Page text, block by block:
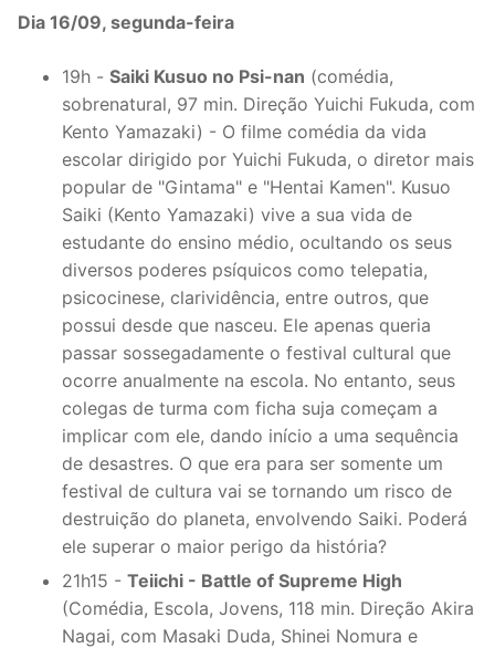
Dia 16/09, segunda-feira
19h - Saiki Kusuo no Psi-nan (comédia,
sobrenatural, 97 min. Direção Yuichi Fukuda, com
Kento Yamazaki) - O filme comédia da vida
escolar dirigido por Yuichi Fukuda, o diretor mais
popular de "Gintama" e "Hentai Kamen". Kusuo
Saiki (Kento Yamazaki) vive a sua vida de
estudante do ensino médio, ocultando os seus
diversos poderes psíquicos como telepatia,
psicocinese, clarividência, entre outros, que
possui desde que nasceu. Ele apenas queria
passar sossegadamente o festival cultural que
ocorre anualmente na escola. No entanto, seus
colegas de turma com ficha suja começam a
implicar com ele, dando início a uma sequência
de desastres. O que era para ser somente um
festival de cultura vai se tornando um risco de
destruição do planeta, envolvendo Saiki. Poderá
ele superar o maior perigo da história?
21h15 - Teiichi - Battle of Supreme High
(Comédia, Escola, Jovens, 118 min. Direção Akira
Nagai, com Masaki Duda, Shinei Nomura e